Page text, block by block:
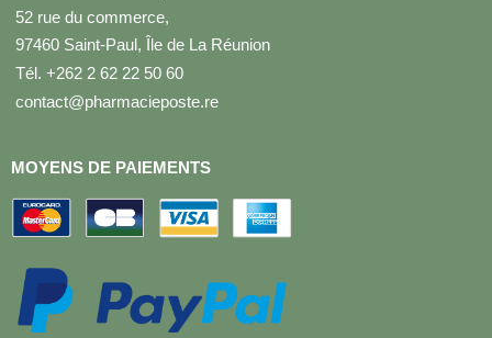
52 rue du commerce,
97460 Saint-Paul, Île de La Réunion
Tél. +262 2 62 22 50 60
contact@pharmacieposte.re
MOYENS DE PAIEMENTS